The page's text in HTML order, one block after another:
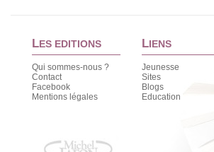
LES EDITIONS
Qui sommes-nous ?
Contact
Facebook
Mentions légales
LIENS
Jeunesse
Sites
Blogs
Education